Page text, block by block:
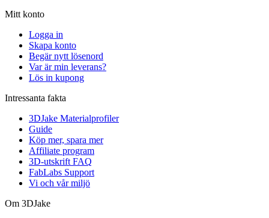
Mitt konto
Logga in
Skapa konto
Begär nytt lösenord
Var är min leverans?
Lös in kupong
Intressanta fakta
3DJake Materialprofiler
Guide
Köp mer, spara mer
Affiliate program
3D-utskrift FAQ
FabLabs Support
Vi och vår miljö
Om 3DJake